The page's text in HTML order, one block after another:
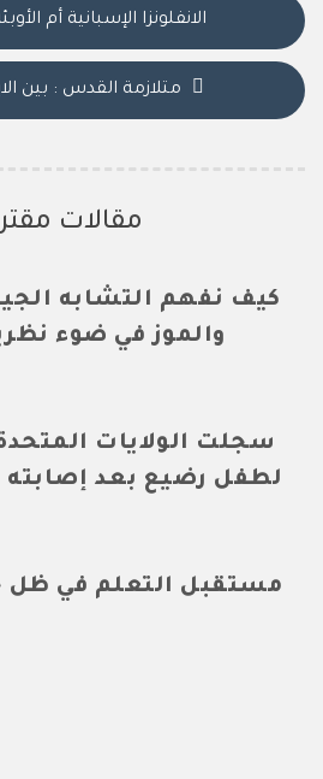
الانفلونزا الإسبانية أم
متلازمة القدس : بين
مقالات
كيف نفهم التشابه
والموز في ضوء
سجلت الولايات
لطفل رضيع بعد إصابته
مستقبل التعلم في ظل